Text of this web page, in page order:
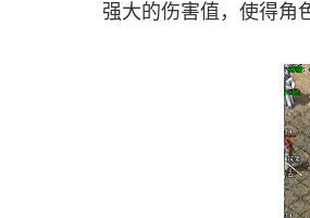
强大的伤害值，使得角